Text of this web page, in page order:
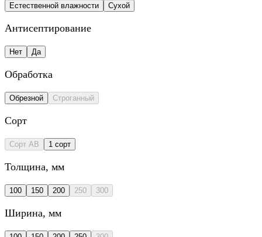
Естественной влажности Сухой
Антисептирование
Нет Да
Обработка
Обрезной Строганный
Сорт
Сорт AB 1 сорт
Толщина, мм
100 150 200 250 300
Ширина, мм